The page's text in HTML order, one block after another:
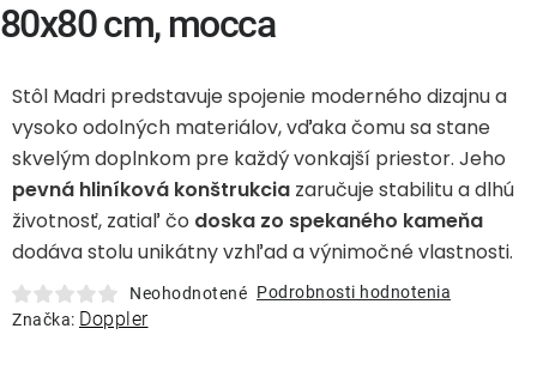
Lehátka
Doplnky
Dáždniky
Stôl Madri predstavuje spojenie moderného dizajnu a
vysoko odolných materiálov, vďaka čomu sa stane
skvelým doplnkom pre každý vonkajší priestor. Jeho
pevná hliníková konštrukcia zaručuje stabilitu a dlhú
životnosť, zatiaľ čo doska zo spekaného kameňa
dodáva stolu unikátny vzhľad a výnimočné vlastnosti.
Neohodnotené Podrobnosti hodnotenia
Značka: Doppler
80x80 cm, mocca